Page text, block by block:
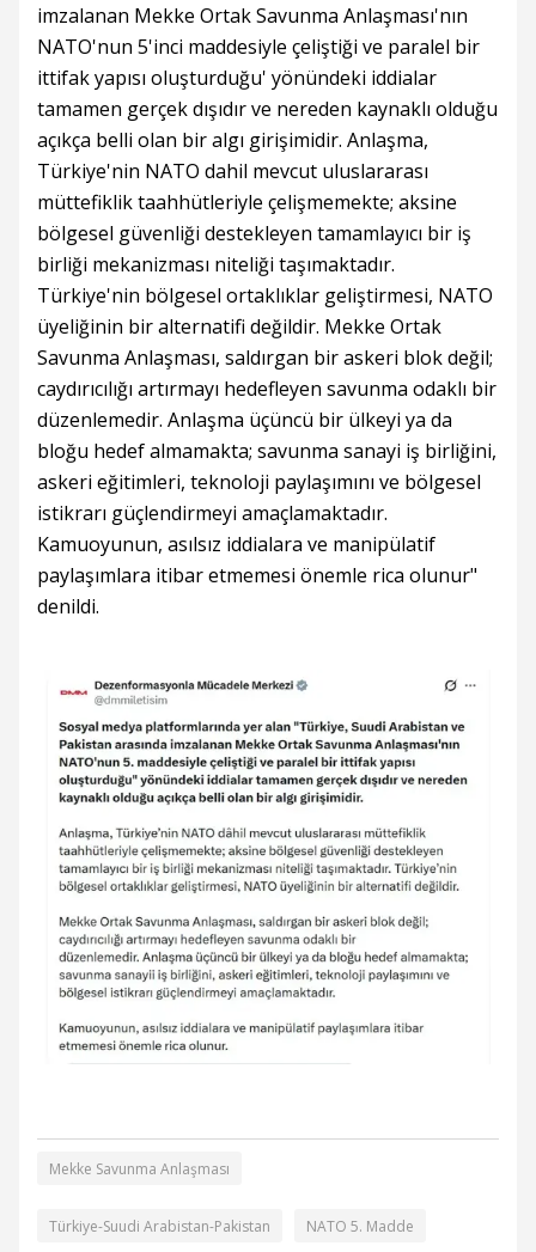
imzalanan Mekke Ortak Savunma Anlaşması'nın
NATO'nun 5'inci maddesiyle çeliştiği ve paralel bir
ittifak yapısı oluşturduğu' yönündeki iddialar
tamamen gerçek dışıdır ve nereden kaynaklı olduğu
açıkça belli olan bir algı girişimidir. Anlaşma,
Türkiye'nin NATO dahil mevcut uluslararası
müttefiklik taahhütleriyle çelişmemekte; aksine
bölgesel güvenliği destekleyen tamamlayıcı bir iş
birliği mekanizması niteliği taşımaktadır.
Türkiye'nin bölgesel ortaklıklar geliştirmesi, NATO
üyeliğinin bir alternatifi değildir. Mekke Ortak
Savunma Anlaşması, saldırgan bir askeri blok değil;
caydırıcılığı artırmayı hedefleyen savunma odaklı bir
düzenlemedir. Anlaşma üçüncü bir ülkeyi ya da
bloğu hedef almamakta; savunma sanayi iş birliğini,
askeri eğitimleri, teknoloji paylaşımını ve bölgesel
istikrarı güçlendirmeyi amaçlamaktadır.
Kamuoyunun, asılsız iddialara ve manipülatif
paylaşımlara itibar etmemesi önemle rica olunur"
denildi.
Mekke Savunma Anlaşması
Türkiye-Suudi Arabistan-Pakistan NATO 5. Madde